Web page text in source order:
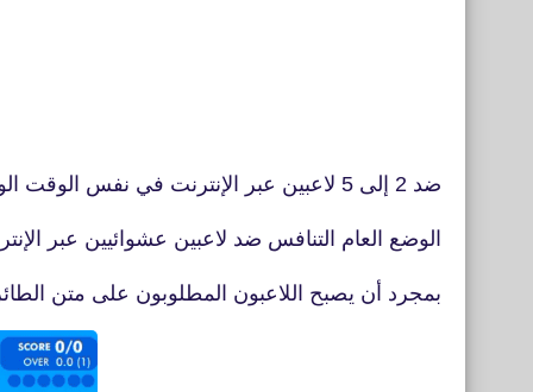
ضد 2 إلى 5 لاعبين عبر الإنترنت في نفس الوقت الوضع العام يتيح لك
الوضع العام التنافس ضد لاعبين عشوائيين عبر
بمجرد أن يصبح اللاعبون المطلوبون على متن